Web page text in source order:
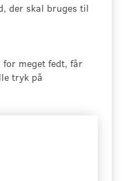
der skal bruges til
for meget fedt, får
tryk på